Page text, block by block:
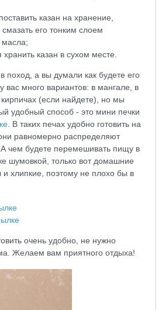
казан на хранение,
его тонким слоем
масла;
казан в сухом месте.
поход, а вы думали как будете его
вас много вариантов: в мангале, в
(если найдете), но мы
удобный способ - это мини печки
. В таких печах удобно готовить на
равномерно распределяют
А чем будете перемешивать пищу в
шумовкой, только вот домашние
и хлипкие, поэтому не плохо бы в
очень удобно, не нужно
Желаем вам приятного отдыха!